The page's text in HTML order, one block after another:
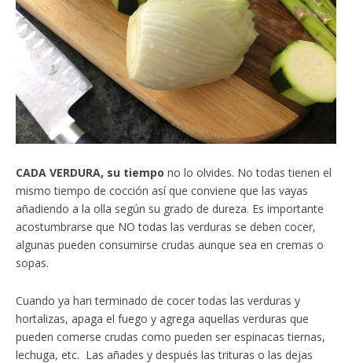
CADA VERDURA, su tiempo no lo olvides. No todas tienen el
mismo tiempo de cocción así que conviene que las vayas
añadiendo a la olla según su grado de dureza. Es importante
acostumbrarse que NO todas las verduras se deben cocer,
algunas pueden consumirse crudas aunque sea en cremas o
sopas.
Cuando ya han terminado de cocer todas las verduras y
hortalizas, apaga el fuego y agrega aquellas verduras que
pueden comerse crudas como pueden ser espinacas tiernas,
lechuga, etc. Las añades y después las trituras o las dejas